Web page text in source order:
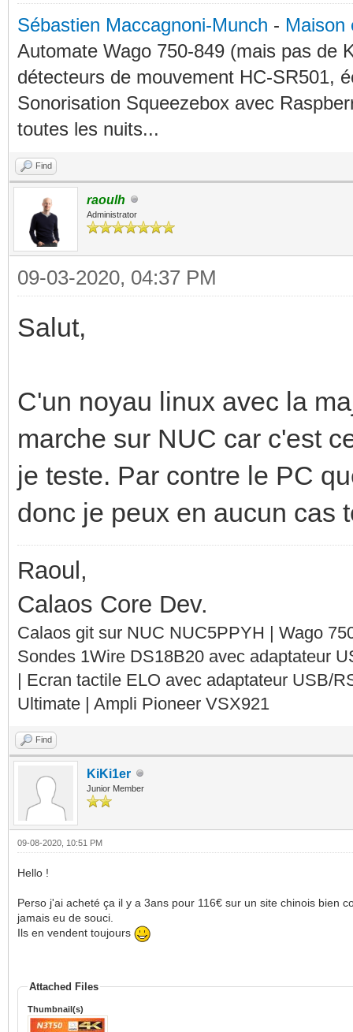
Sébastien Maccagnoni-Munch - Maison
Automate Wago 750-849 (mais pas de
détecteurs de mouvement HC-SR501,
Sonorisation Squeezebox avec
toutes les nuits...
Find
raoulh
Administrator
09-03-2020, 04:37 PM
Salut,
C'un noyau linux avec la
marche sur NUC car c'est
je teste. Par contre le PC
donc je peux en aucun cas
Raoul,
Calaos Core Dev.
Calaos git sur NUC NUC5PPYH | Wago
Sondes 1Wire DS18B20 avec adaptateur
| Ecran tactile ELO avec adaptateur USB/
Ultimate | Ampli Pioneer VSX921
Find
KiKi1er
Junior Member
09-08-2020, 10:51 PM
Hello !
Perso j'ai acheté ça il y a 3ans pour 116€ sur un site chinois bien
jamais eu de souci.
Ils en vendent toujours
Attached Files
Thumbnail(s)